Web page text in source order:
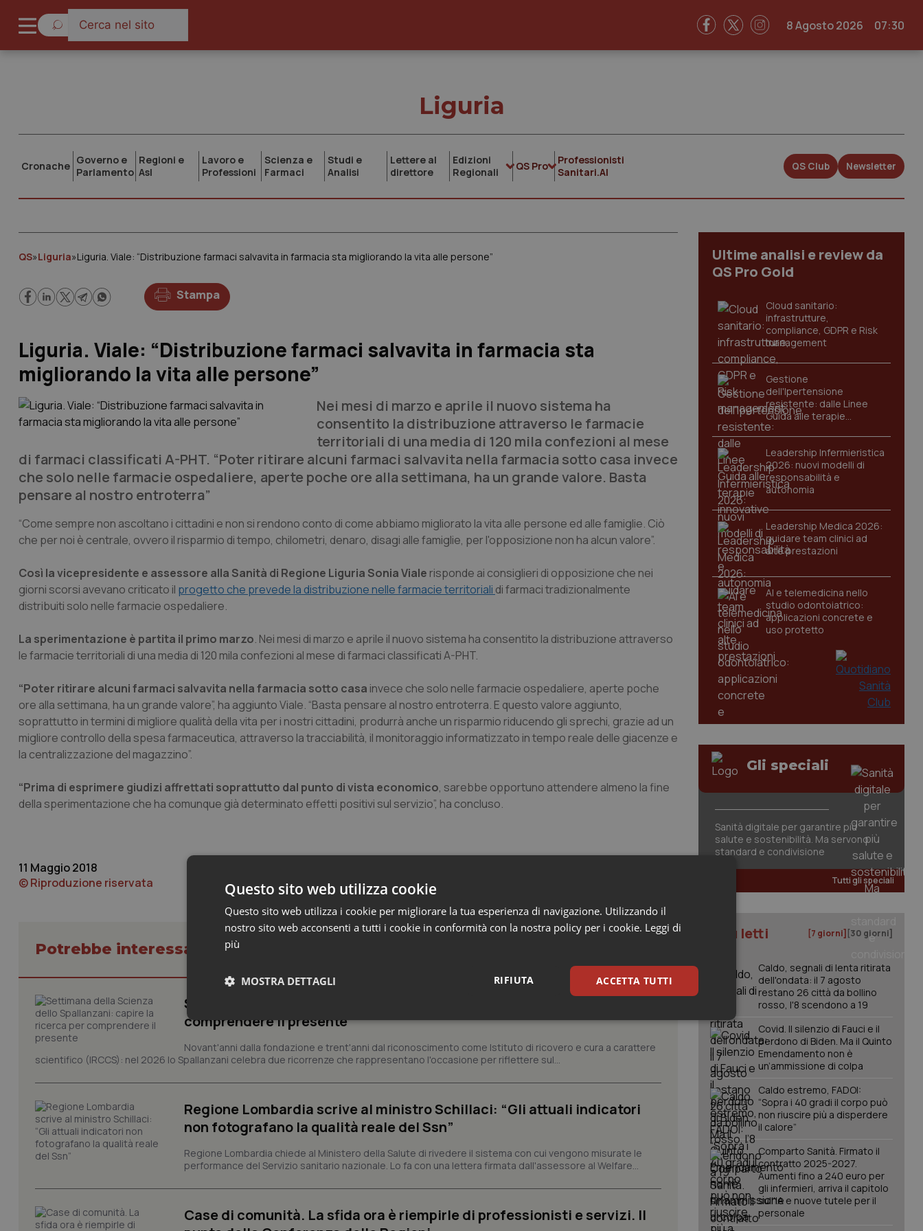
8 Agosto 2026 07:30
Liguria
Cronache Governo e
Parlamento
Regioni e
Asl
Lavoro e
Professioni
Scienza e
Farmaci
Studi e
Analisi
Lettere al
direttore
Edizioni
Regionali
QS Pro
Professionisti
Sanitari.AI
QS Club Newsletter
QS»Liguria»Liguria. Viale: “Distribuzione farmaci salvavita in farmacia sta migliorando la vita alle persone”
Stampa
Liguria. Viale: “Distribuzione farmaci salvavita in farmacia sta
migliorando la vita alle persone”
Nei mesi di marzo e aprile il nuovo sistema ha
consentito la distribuzione attraverso le farmacie
territoriali di una media di 120 mila confezioni al mese
di farmaci classificati A-PHT. “Poter ritirare alcuni farmaci salvavita nella farmacia sotto casa invece
che solo nelle farmacie ospedaliere, aperte poche ore alla settimana, ha un grande valore. Basta
pensare al nostro entroterra”
“Come sempre non ascoltano i cittadini e non si rendono conto di come abbiamo migliorato la vita alle persone ed alle famiglie. Ciò
che per noi è centrale, ovvero il risparmio di tempo, chilometri, denaro, disagi alle famiglie, per l'opposizione non ha alcun valore”.
Così la vicepresidente e assessore alla Sanità di Regione Liguria Sonia Viale risponde ai consiglieri di opposizione che nei
giorni scorsi avevano criticato il progetto che prevede la distribuzione nelle farmacie territoriali di farmaci tradizionalmente
distribuiti solo nelle farmacie ospedaliere.
La sperimentazione è partita il primo marzo. Nei mesi di marzo e aprile il nuovo sistema ha consentito la distribuzione attraverso
le farmacie territoriali di una media di 120 mila confezioni al mese di farmaci classificati A-PHT.
“Poter ritirare alcuni farmaci salvavita nella farmacia sotto casa invece che solo nelle farmacie ospedaliere, aperte poche
ore alla settimana, ha un grande valore”, ha aggiunto Viale. “Basta pensare al nostro entroterra. E questo valore aggiunto,
soprattutto in termini di migliore qualità della vita per i nostri cittadini, produrrà anche un risparmio riducendo gli sprechi, grazie ad un
migliore controllo della spesa farmaceutica, attraverso la tracciabilità, il monitoraggio informatizzato in tempo reale delle giacenze e
la centralizzazione del magazzino”.
“Prima di esprimere giudizi affrettati soprattutto dal punto di vista economico, sarebbe opportuno attendere almeno la fine
della sperimentazione che ha comunque già determinato effetti positivi sul servizio”, ha concluso.
11 Maggio 2018
© Riproduzione riservata
Potrebbe interessarti in Liguria
Settimana della Scienza dello Spallanzani: capire la ricerca per
comprendere il presente
Novant'anni dalla fondazione e trent'anni dal riconoscimento come Istituto di ricovero e cura a carattere
scientifico (IRCCS): nel 2026 lo Spallanzani celebra due ricorrenze che rappresentano l'occasione per riflettere sul...
Regione Lombardia scrive al ministro Schillaci: “Gli attuali indicatori
non fotografano la qualità reale del Ssn”
Regione Lombardia chiede al Ministero della Salute di rivedere il sistema con cui vengono misurate le
performance del Servizio sanitario nazionale. Lo fa con una lettera firmata dall'assessore al Welfare...
Case di comunità. La sfida ora è riempirle di professionisti e servizi. Il
Ultime analisi e review da
QS Pro Gold
Cloud sanitario:
infrastrutture,
compliance, GDPR e Risk
management
Gestione
dell'Ipertensione
resistente: dalle Linee
Guida alle terapie
innovative
Leadership Infermieristica
2026: nuovi modelli di
responsabilità e
autonomia
Leadership Medica 2026:
guidare team clinici ad
alte prestazioni
AI e telemedicina nello
studio odontoiatrico:
applicazioni concrete e
uso protetto
Gli speciali
Sanità digitale per garantire più
salute e sostenibilità. Ma servono
standard e condivisione
Tutti gli speciali
I più letti [7 giorni] [30 giorni]
Caldo, segnali di lenta ritirata
dell'ondata: il 7 agosto
restano 26 città da bollino
rosso, l'8 scendono a 19
Covid. Il silenzio di Fauci e il
perdono di Biden. Ma il Quinto
Emendamento non è
un’ammissione di colpa
Caldo estremo, FADOI:
“Sopra i 40 gradi il corpo può
non riuscire più a disperdere
il calore”
Comparto Sanità. Firmato il
contratto 2025-2027.
Aumenti fino a 240 euro per
gli infermieri, arriva il capitolo
sull'IA e nuove tutele per il
personale
Questo sito web utilizza cookie
Questo sito web utilizza i cookie per migliorare la tua esperienza di navigazione. Utilizzando il
nostro sito web acconsenti a tutti i cookie in conformità con la nostra policy per i cookie. Leggi di
più
ACCETTA TUTTI
RIFIUTA
MOSTRA DETTAGLI
Necessari Statistici Marketing
e l'accesso alle aree protette del sito. Il sito web non è in grado di funzionare correttamente senza questi cookie.
interazione con il sito. Registra i dati sul consenso